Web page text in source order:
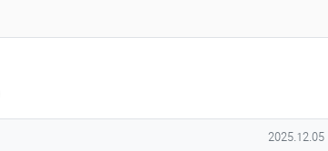
작성일
2025.12.05